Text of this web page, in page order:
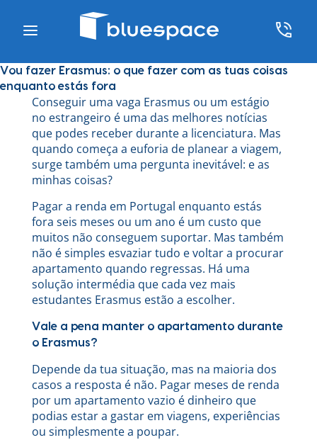
Vou fazer Erasmus: o que fazer com as tuas coisas
enquanto estás fora
Conseguir uma vaga Erasmus ou um estágio
no estrangeiro é uma das melhores notícias
que podes receber durante a licenciatura. Mas
quando começa a euforia de planear a viagem,
surge também uma pergunta inevitável: e as
minhas coisas?
Pagar a renda em Portugal enquanto estás
fora seis meses ou um ano é um custo que
muitos não conseguem suportar. Mas também
não é simples esvaziar tudo e voltar a procurar
apartamento quando regressas. Há uma
solução intermédia que cada vez mais
estudantes Erasmus estão a escolher.
Vale a pena manter o apartamento durante
o Erasmus?
Depende da tua situação, mas na maioria dos
casos a resposta é não. Pagar meses de renda
por um apartamento vazio é dinheiro que
podias estar a gastar em viagens, experiências
ou simplesmente a poupar.